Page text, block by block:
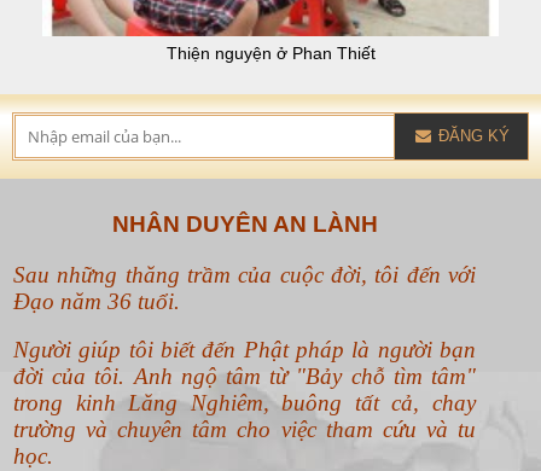
Thiện nguyện ở Phan Thiết
ĐĂNG KÝ
NHÂN DUYÊN AN LÀNH
Sau những thăng trầm của cuộc đời, tôi đến với
Đạo năm 36 tuổi.
Người giúp tôi biết đến Phật pháp là người bạn
đời của tôi. Anh ngộ tâm từ "Bảy chỗ tìm tâm"
trong kinh Lăng Nghiêm, buông tất cả, chay
trường và chuyên tâm cho việc tham cứu và tu
học.